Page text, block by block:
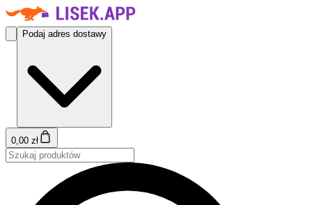
Podaj adres dostawy
0,00 zł